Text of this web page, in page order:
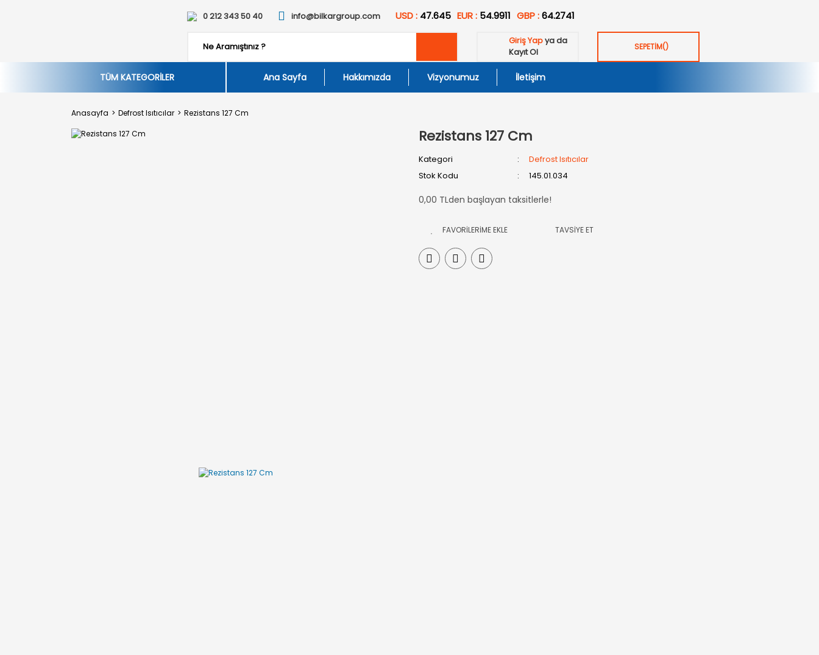
0 212 343 50 40 info@bilkargroup.com USD : 47.645 EUR : 54.9911 GBP :64.2741
Giriş Yapya da
Kayıt Ol
SEPETİM()
TÜM KATEGORİLER Ana Sayfa Hakkımızda Vizyonumuz İletişim
Anasayfa Defrost Isıtıcılar Rezistans 127 Cm
Rezistans 127 Cm
Kategori
Defrost Isıtıcılar
Stok Kodu
145.01.034
0,00 TLden başlayan taksitlerle!
TAVSİYE ET